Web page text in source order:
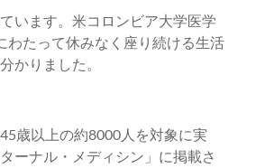
います。米コロンビア大学医学
わたって休みなく座り続ける生活
かりました。
歳以上の約8000人を対象に実
ーナル・メディシン」に掲載さ